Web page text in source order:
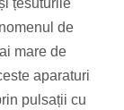
țesuturile
de
mare de
aparaturi
pulsații cu